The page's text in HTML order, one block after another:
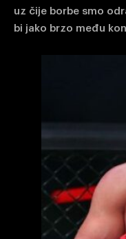
uz čije borbe smo
bi jako brzo među